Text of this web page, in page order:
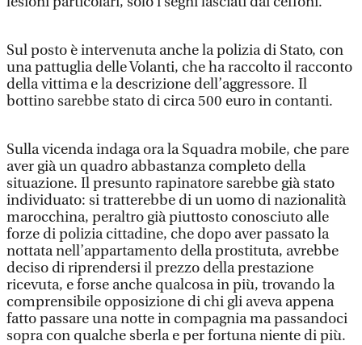
Sul posto è intervenuta anche la polizia di Stato, con
una pattuglia delle Volanti, che ha raccolto il racconto
della vittima e la descrizione dell’aggressore. Il
bottino sarebbe stato di circa 500 euro in contanti.
Sulla vicenda indaga ora la Squadra mobile, che pare
aver già un quadro abbastanza completo della
situazione. Il presunto rapinatore sarebbe già stato
individuato: si tratterebbe di un uomo di nazionalità
marocchina, peraltro già piuttosto conosciuto alle
forze di polizia cittadine, che dopo aver passato la
nottata nell’appartamento della prostituta, avrebbe
deciso di riprendersi il prezzo della prestazione
ricevuta, e forse anche qualcosa in più, trovando la
comprensibile opposizione di chi gli aveva appena
fatto passare una notte in compagnia ma passandoci
sopra con qualche sberla e per fortuna niente di più.